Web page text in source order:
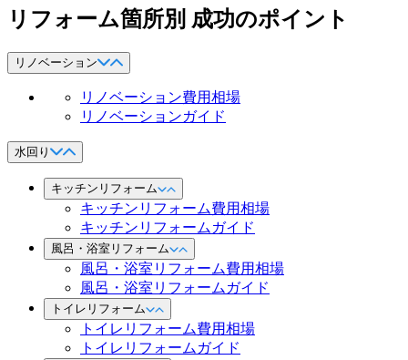
リフォーム箇所別 成功のポイント
リノベーション
リノベーション費用相場
リノベーションガイド
水回り
キッチンリフォーム
キッチンリフォーム費用相場
キッチンリフォームガイド
風呂・浴室リフォーム
風呂・浴室リフォーム費用相場
風呂・浴室リフォームガイド
トイレリフォーム
トイレリフォーム費用相場
トイレリフォームガイド